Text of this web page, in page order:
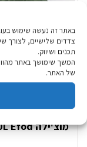
צדדים שלישיים, לצורך
תכנים ושיווק.
המשך שימושך באתר
של האתר.
כיסוי גשם
מוצ'ילה 90L Efod